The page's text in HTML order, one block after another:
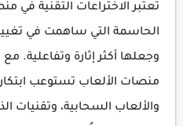
تعتبر الاختراعات التقنية في
الحاسمة التي ساهمت في
وجعلها أكثر إثارة وتفاعلية. مع
منصات الألعاب تستوعب
والألعاب السحابية، وتقنيات